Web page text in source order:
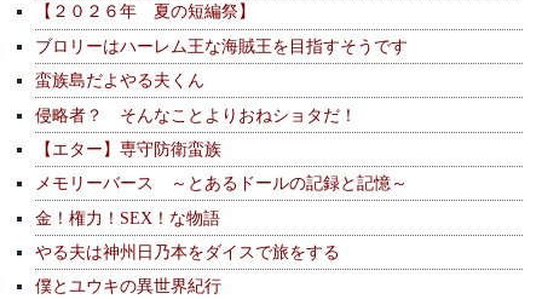
【２０２６年 夏の短編祭】
ブロリーはハーレム王な海賊王を目指すそうです
蛮族島だよやる夫くん
侵略者？ そんなことよりおねショタだ！
【エター】専守防衛蛮族
メモリーバース ～とあるドールの記録と記憶～
金！権力！SEX！な物語
やる夫は神州日乃本をダイスで旅をする
僕とユウキの異世界紀行